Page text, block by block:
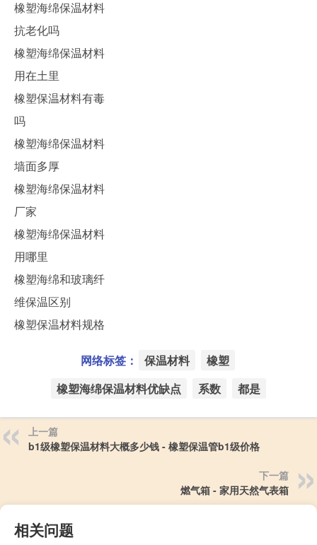
橡塑海绵保温材料
抗老化吗
橡塑海绵保温材料
用在土里
橡塑保温材料有毒
吗
橡塑海绵保温材料
墙面多厚
橡塑海绵保温材料
厂家
橡塑海绵保温材料
用哪里
橡塑海绵和玻璃纤
维保温区别
橡塑保温材料规格
网络标签： 保温材料
橡塑
橡塑海绵保温材料优缺点
系数 都是
上一篇
b1级橡塑保温材料大概多少钱 - 橡塑保温管b1级价格
下一篇
燃气箱 - 家用天然气表箱
相关问题